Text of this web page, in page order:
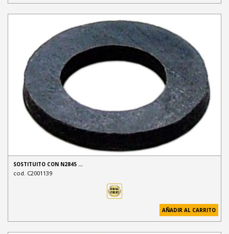
SOSTITUITO CON N2845 …
cod. C2001139
AÑADIR AL CARRITO